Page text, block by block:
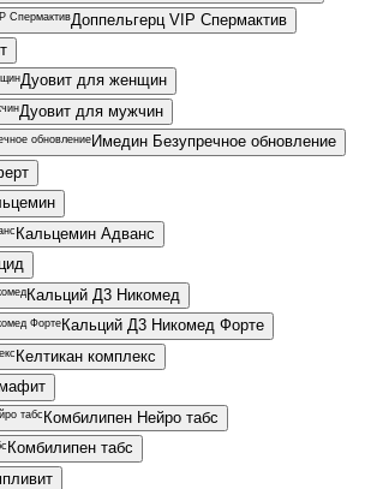
Доппельгерц VIP Спермактив
Дуовит для женщин
Дуовит для мужчин
Имедин Безупречное обновление
Кальцемин Адванс
Кальций Д3 Никомед
Кальций Д3 Никомед Форте
Келтикан комплекс
Комбилипен Нейро табс
Комбилипен табс